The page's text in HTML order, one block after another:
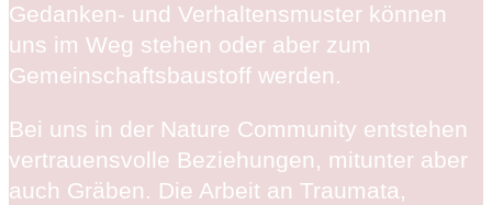
Gedanken- und Verhaltensmuster können
uns im Weg stehen oder aber zum
Gemeinschaftsbaustoff werden.
Bei uns in der Nature Community entstehen
vertrauensvolle Beziehungen, mitunter aber
auch Gräben. Die Arbeit an Traumata,